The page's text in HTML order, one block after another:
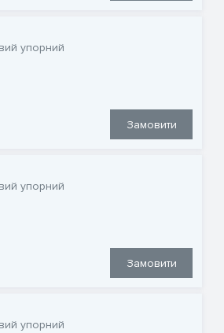
упорний
Замовити
упорний
Замовити
упорний